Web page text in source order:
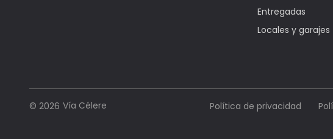
Entregadas
Locales y garajes
© 2026 Vía Célere Política de privacidad